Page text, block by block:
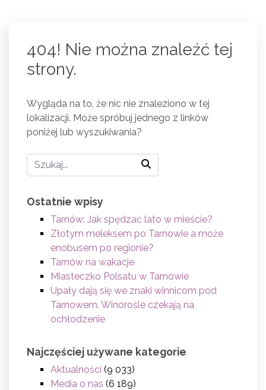
404! Nie można znaleźć tej
strony.
Wygląda na to, że nic nie znaleziono w tej
lokalizacji. Może spróbuj jednego z linków
poniżej lub wyszukiwania?
Ostatnie wpisy
Tarnów: Jak spędzać lato w mieście?
Złotym meleksem po Tarnowie a może
enobusem po regionie?
Tarnów na wakacje
Miasteczko Polsatu w Tarnowie
Upały dają się we znaki winnicom pod
Tarnowem. Winorośle czekają na
ochłodzenie
Najczęściej używane kategorie
Aktualności (9 033)
Media o nas (6 189)